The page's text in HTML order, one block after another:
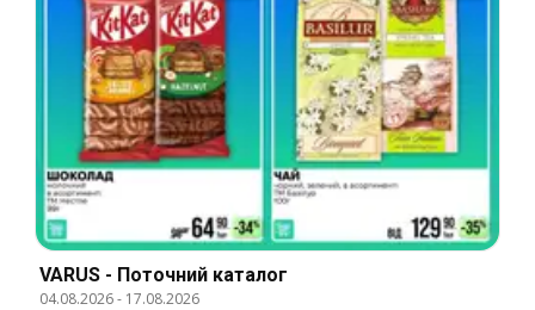
VARUS - Поточний каталог
04.08.2026- 17.08.2026